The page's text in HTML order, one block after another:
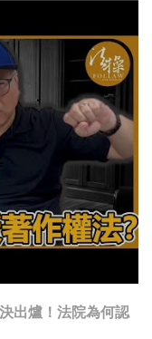
出爐！法院為何認